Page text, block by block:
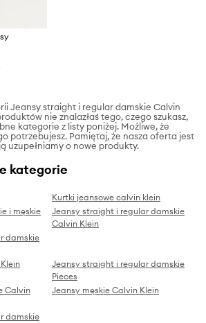
Jeansy straight i regular damskie Calvin
nie znalazłaś tego, czego szukasz,
kategorie z listy poniżej. Możliwe, że
potrzebujesz. Pamiętaj, że nasza oferta jest
uzupełniamy o nowe produkty.
kategorie
Kurtki jeansowe calvin klein
i męskie
Jeansy straight i regular damskie
Calvin Klein
damskie
Jeansy straight i regular damskie
Pieces
Calvin
Jeansy męskie Calvin Klein
damskie